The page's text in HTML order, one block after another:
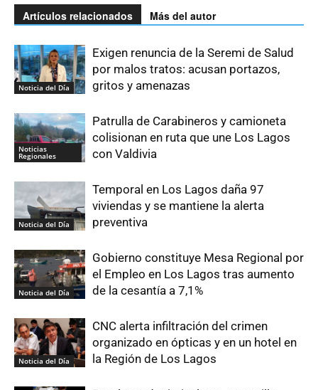
Artículos relacionados Más del autor
Noticia del Día
Exigen renuncia de la Seremi de Salud
por malos tratos: acusan portazos,
gritos y amenazas
Noticias
Regionales
Patrulla de Carabineros y camioneta
colisionan en ruta que une Los Lagos
con Valdivia
Noticia del Día
Temporal en Los Lagos daña 97
viviendas y se mantiene la alerta
preventiva
Noticia del Día
Gobierno constituye Mesa Regional por
el Empleo en Los Lagos tras aumento
de la cesantía a 7,1%
Noticia del Día
CNC alerta infiltración del crimen
organizado en ópticas y en un hotel en
la Región de Los Lagos